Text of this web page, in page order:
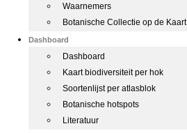
Waarnemers
Botanische Collectie op de Kaart
Dashboard
Dashboard
Kaart biodiversiteit per hok
Soortenlijst per atlasblok
Botanische hotspots
Literatuur